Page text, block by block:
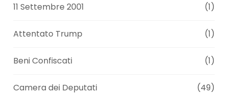
11 Settembre 2001 (1)
Attentato Trump (1)
Beni Confiscati (1)
Camera dei Deputati (49)